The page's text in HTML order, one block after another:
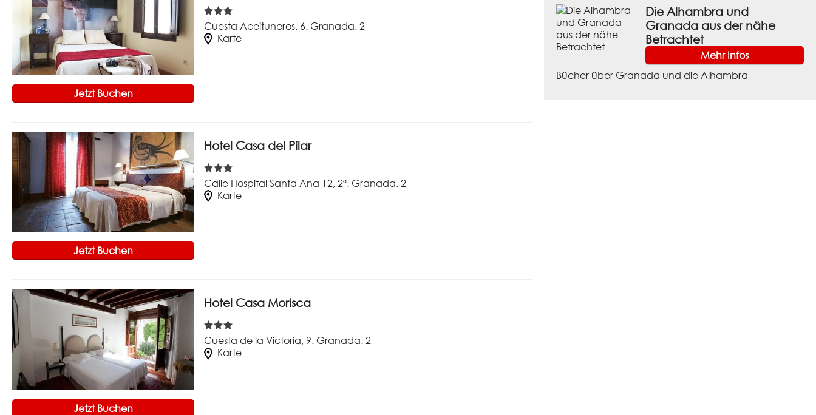
Cuesta Aceituneros, 6. Granada. 2
Karte
Jetzt Buchen
Hotel Casa del Pilar
Calle Hospital Santa Ana 12, 2º. Granada. 2
Karte
Jetzt Buchen
Hotel Casa Morisca
Cuesta de la Victoria, 9. Granada. 2
Karte
Jetzt Buchen
Die Alhambra und
Granada aus der nähe
Betrachtet
Mehr Infos
Bücher über Granada und die Alhambra